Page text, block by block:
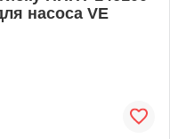
насоса VE